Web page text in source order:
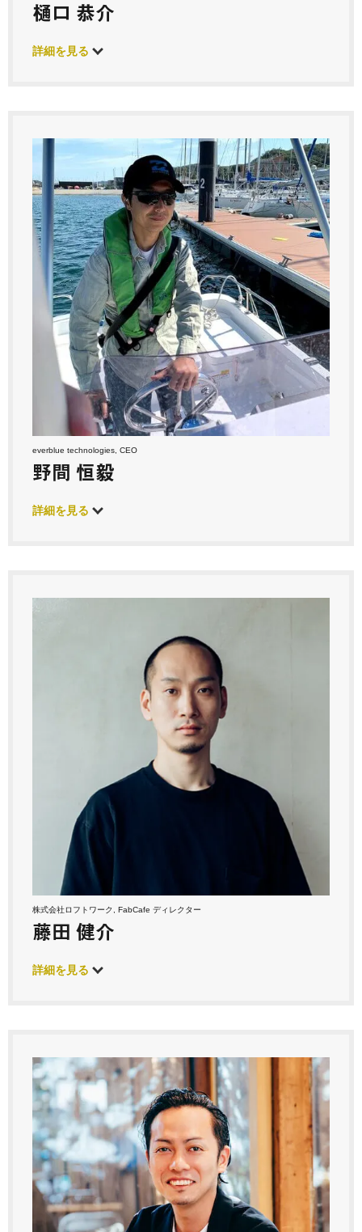
樋口 恭介
詳細を見る
everblue technologies, CEO
野間 恒毅
詳細を見る
株式会社ロフトワーク, FabCafe ディレクター
藤田 健介
詳細を見る